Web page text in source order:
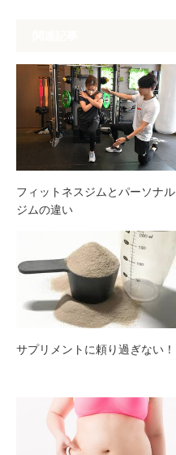
フィットネスジムとパーソナル
ジムの違い
サプリメントに頼り過ぎない！